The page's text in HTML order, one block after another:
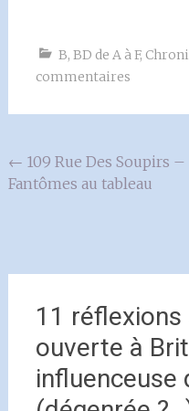
B, BD de A à F,
commentaires
Navigation
de
← 109 Rue Des Soupirs –
Fantômes au tableau
11 réflexions
ouverte à
influenceuse